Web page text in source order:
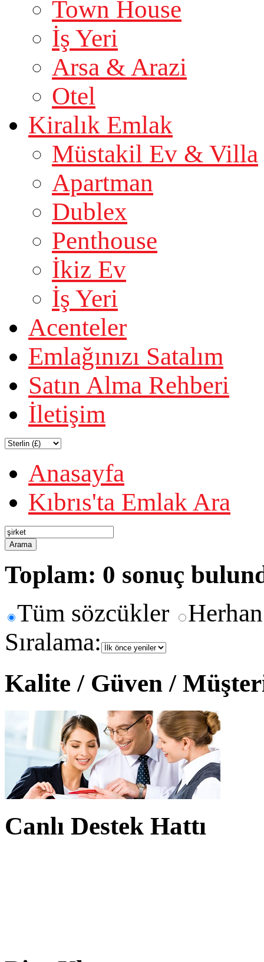
Town House
İş Yeri
Arsa & Arazi
Otel
Kiralık Emlak
Müstakil Ev & Villa
Apartman
Dublex
Penthouse
İkiz Ev
İş Yeri
Acenteler
Emlağınızı Satalım
Satın Alma Rehberi
İletişim
Anasayfa
Kıbrıs'ta Emlak Ara
Arama
Toplam: 0 sonuç
Tüm sözcükler
Sıralama:
Kalite / Güven /
Canlı Destek Hattı